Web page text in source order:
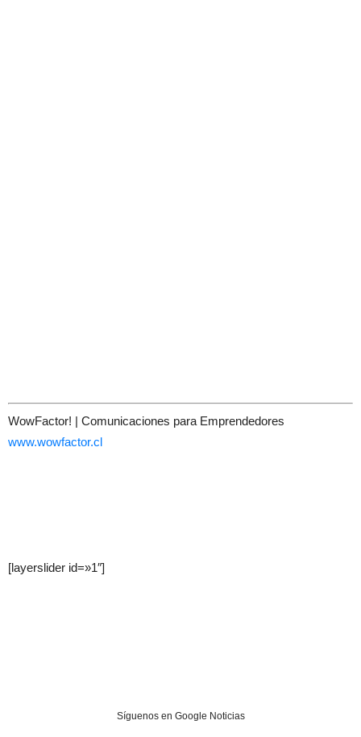
WowFactor! | Comunicaciones para Emprendedores
www.wowfactor.cl
[layerslider id=»1″]
Síguenos en Google Noticias